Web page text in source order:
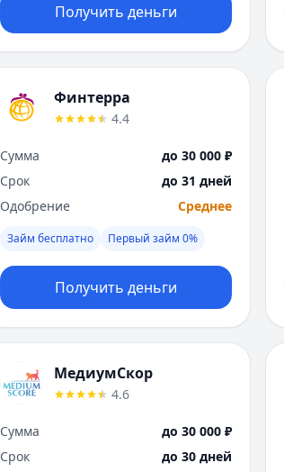
Получить деньги
Финтерра
4.4
Сумма
до 30 000 ₽
Срок
до 31 дней
Одобрение
Среднее
Займ бесплатно Первый займ 0%
Получить деньги
МедиумСкор
4.6
Сумма
до 30 000 ₽
Срок
до 30 дней